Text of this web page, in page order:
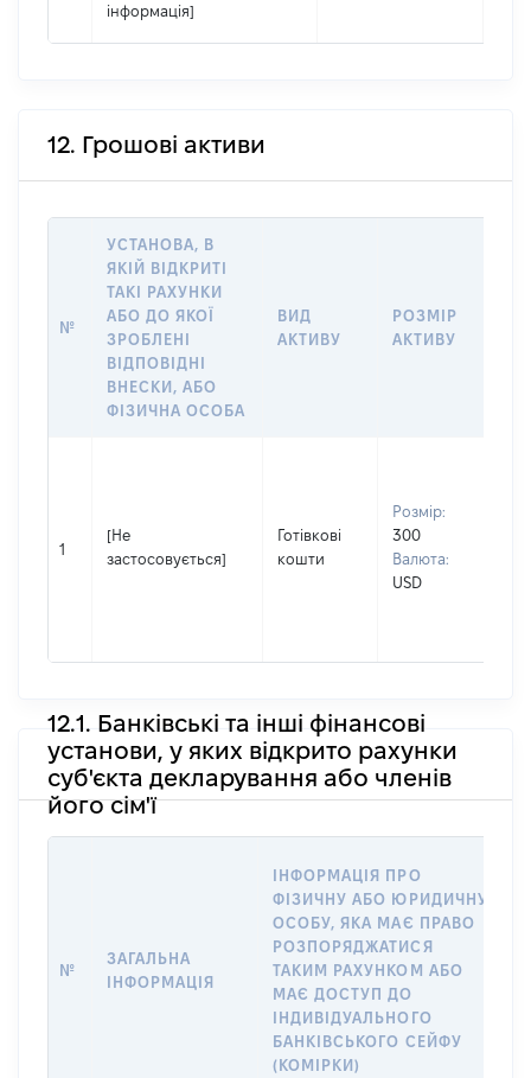
інформація]
12. Грошові активи
№
УСТАНОВА, В
ЯКІЙ ВІДКРИТІ
ТАКІ РАХУНКИ
АБО ДО ЯКОЇ
ЗРОБЛЕНІ
ВІДПОВІДНІ
ВНЕСКИ, АБО
ФІЗИЧНА ОСОБА
ВИД
АКТИВУ
РОЗМІР
АКТИВУ
1
[Не
застосовується]
Готівкові
кошти
Розмір:
300
Валюта:
USD
12.1. Банківські та інші фінансові
установи, у яких відкрито рахунки
суб'єкта декларування або членів
його сім'ї
№
ЗАГАЛЬНА
ІНФОРМАЦІЯ
ІНФОРМАЦІЯ ПРО
ФІЗИЧНУ АБО ЮРИДИЧНУ
ОСОБУ, ЯКА МАЄ ПРАВО
РОЗПОРЯДЖАТИСЯ
ТАКИМ РАХУНКОМ АБО
МАЄ ДОСТУП ДО
ІНДИВІДУАЛЬНОГО
БАНКІВСЬКОГО СЕЙФУ
(КОМІРКИ)